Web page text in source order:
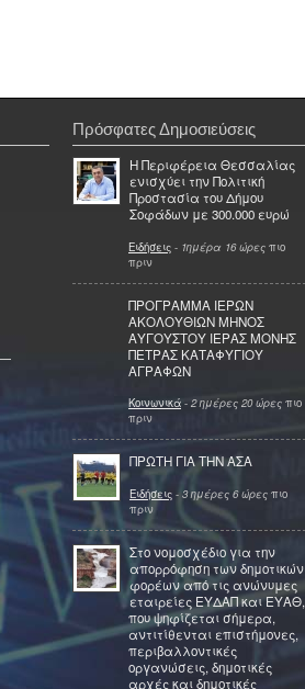
Πρόσφατες Δημοσιεύσεις
Η Περιφέρεια Θεσσαλίας
ενισχύει την Πολιτική
Προστασία του Δήμου
Σοφάδων με 300.000 ευρώ
Ειδήσεις - 1ημέρα 16 ώρες πιο
πριν
ΠΡΟΓΡΑΜΜΑ ΙΕΡΩΝ
ΑΚΟΛΟΥΘΙΩΝ ΜΗΝΟΣ
ΑΥΓΟΥΣΤΟΥ ΙΕΡΑΣ ΜΟΝΗΣ
ΠΕΤΡΑΣ ΚΑΤΑΦΥΓΙΟΥ
ΑΓΡΑΦΩΝ
Κοινωνικά - 2 ημέρες 20 ώρες πιο
πριν
ΠΡΩΤΗ ΓΙΑ ΤΗΝ ΑΣΑ
Ειδήσεις - 3 ημέρες 6 ώρες πιο
πριν
Στο νομοσχέδιο για την
απορρόφηση των δημοτικών
φορέων από τις ανώνυμες
εταιρείες ΕΥΔΑΠ και ΕΥΑΘ,
που ψηφίζεται σήμερα,
αντιτίθενται επιστήμονες,
περιβαλλοντικές
οργανώσεις, δημοτικές
αρχές και δημοτικές